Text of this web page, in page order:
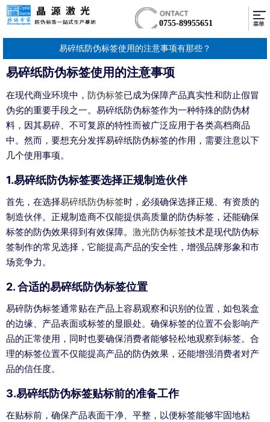
0755-89955651
易碎纸防伪标签使用的注意事项有那些？
易碎纸防伪标签使用的注意事项
在现代商业环境中， 防伪标签已成为保障产品真实性和防止假冒
伪劣的重要手段之一。易碎纸防伪标签作为一种特殊的防伪材
料，因其易碎、不可复原的特性而被广泛应用于各类高档商品
中。然而，要想充分发挥易碎纸防伪标签的作用，需要注意以下
几个使用事项。
1.易碎纸防伪标签要选择正规制造伙伴
首先，在选择易碎纸防伪标签时，必须确保选择正规、有资质的
制造伙伴。正规制造商不仅能提供高质量的防伪标签 ，还能确保
标签的防伪效果得到有效保障。 激光防伪标签技术是现代防伪标
签制作的常见选择，它能提高产品的安全性，增强品牌形象和市
场竞争力。
2. 合适的易碎纸防伪标签位置
易碎防伪标签通常贴在产品上容易观察和识别的位置，如包装盒
的边缘、产品表面或标签的显眼处。确保标签的位置不会影响产
品的正常使用，同时也要确保消费者能够轻松地观察到标签。合
理的标签位置不仅能提高产品的防伪效果，还能增强消费者对产
品的信任度。
3.易碎纸防伪标签贴标前的准备工作
在贴标前，确保产品表面干净、平整，以便标签能够牢固地粘